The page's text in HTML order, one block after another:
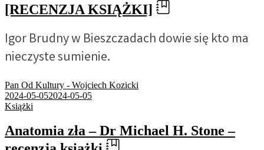
[RECENZJA KSIĄŻKI]
Igor Brudny w Bieszczadach dowie się kto ma
nieczyste sumienie.
Pan Od Kultury - Wojciech Kozicki
2024-05-052024-05-05
Książki
Anatomia zła – Dr Michael H. Stone –